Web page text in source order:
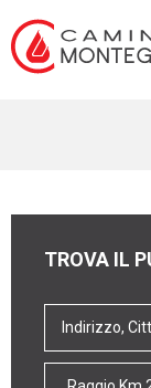
TROVA IL